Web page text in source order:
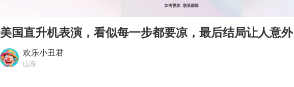
几元成本的AI广告导致千万市值蒸发
浙江台州《告全体市民书》
美国直升机表演，看似每一步都要凉，最后结局让人意外
欢乐小丑君
山东